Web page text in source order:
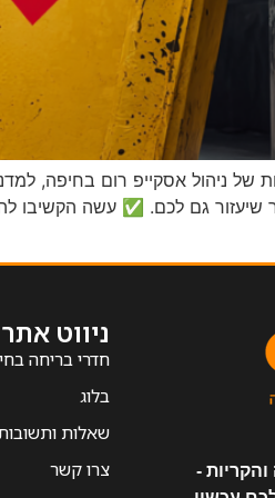
של ניהול אסקייפ רום בחיפה,
גם לכם. ✅ עשה הקשיבו
ניווט אתר
חדרי בריחה
בלוג
שאלות
צרו קשר